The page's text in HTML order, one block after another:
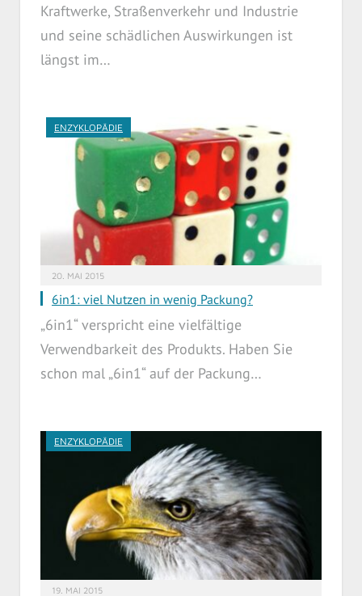
Kraftwerke, Straßenverkehr und Industrie
und seine schädlichen Auswirkungen ist
längst im…
ENZYKLOPÄDIE
20. MAI 2015
6in1: viel Nutzen in wenig Packung?
„6in1“ verspricht eine vielfältige
Verwendbarkeit des Produkts. Haben Sie
schon mal „6in1“ auf der Packung…
ENZYKLOPÄDIE
19. MAI 2015